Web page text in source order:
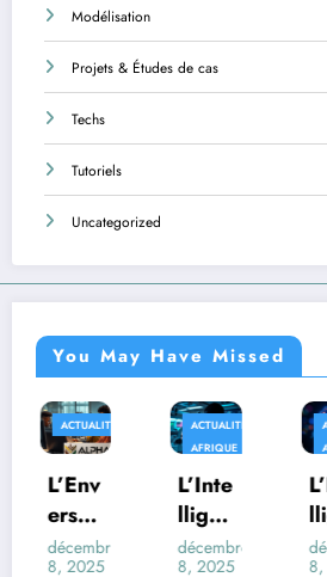
Modélisation
Projets & Études de cas
Techs
Tutoriels
Uncategorized
You May Have Missed
ACTUALITÉS
AFRIQUE
L’Inte
lligen
ce
décembre
8, 2025
ACTUALITÉS
AFRIQUE
L’Inte
lligen
ce
décembre
8, 2025